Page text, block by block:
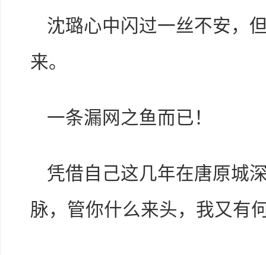
沈璐心中闪过一丝不安，
来。
一条漏网之鱼而已！
凭借自己这几年在唐原城
脉，管你什么来头，我又有